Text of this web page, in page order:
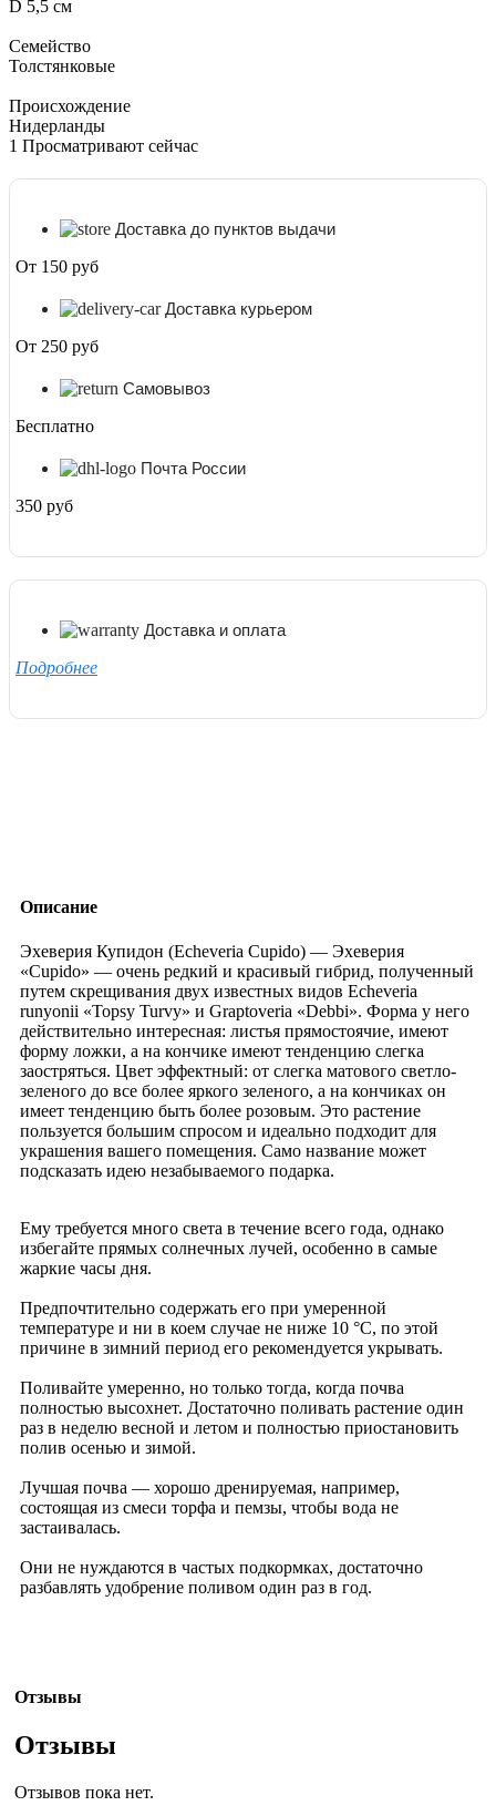
D 5,5 см
Семейство
Толстянковые
Происхождение
Нидерланды
1 Просматривают сейчас
Доставка до пунктов выдачи
От 150 руб
Доставка курьером
От 250 руб
Самовывоз
Бесплатно
Почта России
350 руб
Доставка и оплата
Подробнее
Описание
Эхеверия Купидон (Echeveria Cupido) — Эхеверия
«Cupido» — очень редкий и красивый гибрид, полученный
путем скрещивания двух известных видов Echeveria
runyonii «Topsy Turvy» и Graptoveria «Debbi». Форма у него
действительно интересная: листья прямостоячие, имеют
форму ложки, а на кончике имеют тенденцию слегка
заостряться. Цвет эффектный: от слегка матового светло-
зеленого до все более яркого зеленого, а на кончиках он
имеет тенденцию быть более розовым. Это растение
пользуется большим спросом и идеально подходит для
украшения вашего помещения. Само название может
подсказать идею незабываемого подарка.
Ему требуется много света в течение всего года, однако
избегайте прямых солнечных лучей, особенно в самые
жаркие часы дня.
Предпочтительно содержать его при умеренной
температуре и ни в коем случае не ниже 10 °C, по этой
причине в зимний период его рекомендуется укрывать.
Поливайте умеренно, но только тогда, когда почва
полностью высохнет. Достаточно поливать растение один
раз в неделю весной и летом и полностью приостановить
полив осенью и зимой.
Лучшая почва — хорошо дренируемая, например,
состоящая из смеси торфа и пемзы, чтобы вода не
застаивалась.
Они не нуждаются в частых подкормках, достаточно
разбавлять удобрение поливом один раз в год.
Отзывы
Отзывы
Отзывов пока нет.